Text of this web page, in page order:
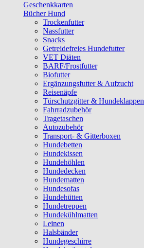
Geschenkkarten
Bücher Hund
Trockenfutter
Nassfutter
Snacks
Getreidefreies Hundefutter
VET Diäten
BARF/Frostfutter
Biofutter
Ergänzungsfutter & Aufzucht
Reisenäpfe
Türschutzgitter & Hundeklappen
Fahrradzubehör
Tragetaschen
Autozubehör
Transport- & Gitterboxen
Hundebetten
Hundekissen
Hundehöhlen
Hundedecken
Hundematten
Hundesofas
Hundehütten
Hundetreppen
Hundekühlmatten
Leinen
Halsbänder
Hundegeschirre